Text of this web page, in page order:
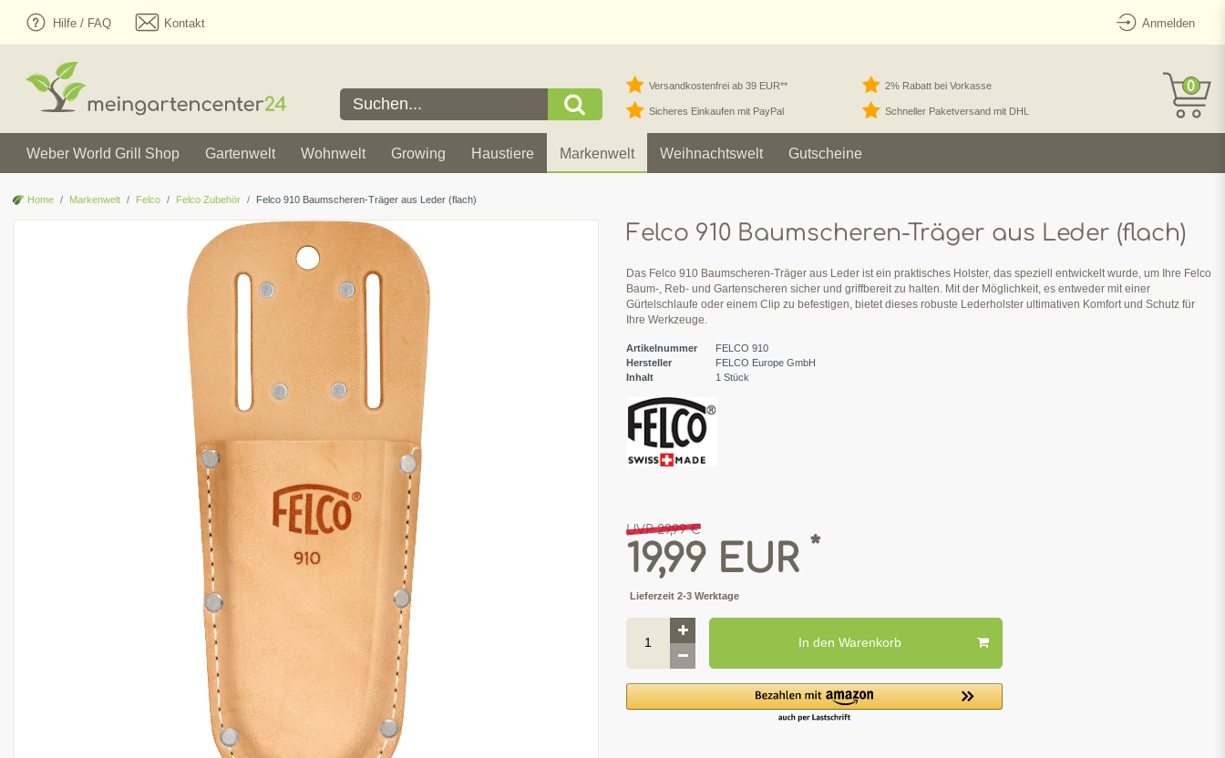
Hilfe / FAQ Kontakt Anmelden
Versandkostenfrei ab 39 EUR** 2% Rabatt bei Vorkasse
Sicheres Einkaufen mit PayPal Schneller Paketversand mit DHL
0
Weber World Grill Shop Gartenwelt Wohnwelt Growing Haustiere Markenwelt Weihnachtswelt Gutscheine
Home Markenwelt Felco Felco Zubehör Felco 910 Baumscheren-Träger aus Leder (flach)
Felco 910 Baumscheren-Träger aus Leder (flach)
Das Felco 910 Baumscheren-Träger aus Leder ist ein praktisches Holster, das speziell entwickelt wurde, um Ihre Felco
Baum-, Reb- und Gartenscheren sicher und griffbereit zu halten. Mit der Möglichkeit, es entweder mit einer
Gürtelschlaufe oder einem Clip zu befestigen, bietet dieses robuste Lederholster ultimativen Komfort und Schutz für
Ihre Werkzeuge.
Artikelnummer
FELCO 910
Hersteller
FELCO Europe GmbH
Inhalt
1 Stück
UVP 29,99 €
19,99 EUR *
Lieferzeit 2-3 Werktage
In den Warenkorb